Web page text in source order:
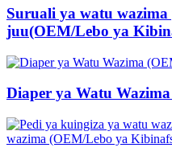
Suruali ya watu
juu(OEM/Lebo ya
Diaper ya Watu